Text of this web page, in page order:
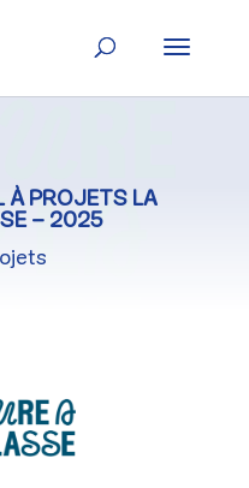
À PROJETS LA
– 2025